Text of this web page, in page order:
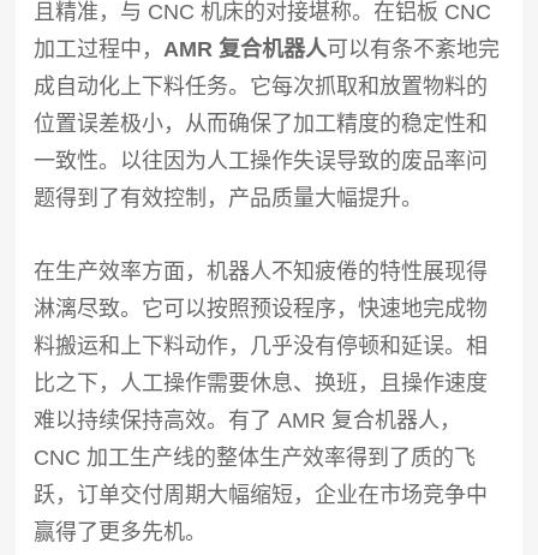
且精准，与 CNC 机床的对接堪称。在铝板 CNC
加工过程中，AMR 复合机器人可以有条不紊地完
成自动化上下料任务。它每次抓取和放置物料的
位置误差极小，从而确保了加工精度的稳定性和
一致性。以往因为人工操作失误导致的废品率问
题得到了有效控制，产品质量大幅提升。
在生产效率方面，机器人不知疲倦的特性展现得
淋漓尽致。它可以按照预设程序，快速地完成物
料搬运和上下料动作，几乎没有停顿和延误。相
比之下，人工操作需要休息、换班，且操作速度
难以持续保持高效。有了 AMR 复合机器人，
CNC 加工生产线的整体生产效率得到了质的飞
跃，订单交付周期大幅缩短，企业在市场竞争中
赢得了更多先机。